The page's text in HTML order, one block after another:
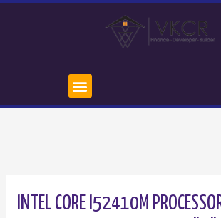
INTEL CORE I52410M